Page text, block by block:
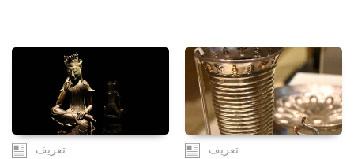
تعریف تعریف